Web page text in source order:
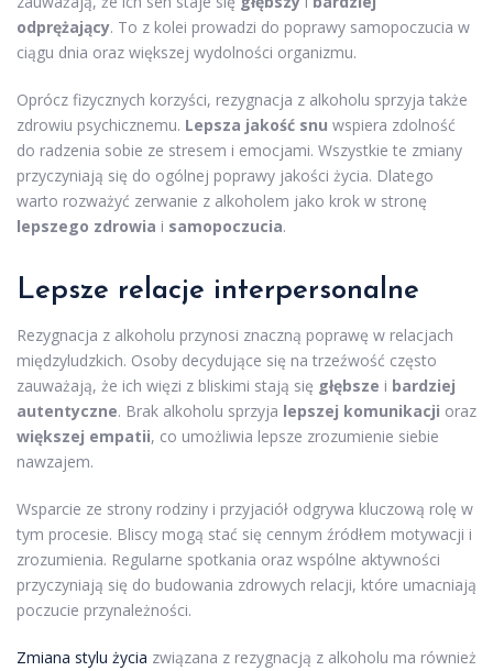
odprężający. To z kolei prowadzi do poprawy samopoczucia w
ciągu dnia oraz większej wydolności organizmu.
Oprócz fizycznych korzyści, rezygnacja z alkoholu sprzyja także
zdrowiu psychicznemu. Lepsza jakość snu wspiera zdolność
do radzenia sobie ze stresem i emocjami. Wszystkie te zmiany
przyczyniają się do ogólnej poprawy jakości życia. Dlatego
warto rozważyć zerwanie z alkoholem jako krok w stronę
lepszego zdrowia i samopoczucia.
Lepsze relacje interpersonalne
Rezygnacja z alkoholu przynosi znaczną poprawę w relacjach
międzyludzkich. Osoby decydujące się na trzeźwość często
zauważają, że ich więzi z bliskimi stają się głębsze i bardziej
autentyczne. Brak alkoholu sprzyja lepszej komunikacji oraz
większej empatii, co umożliwia lepsze zrozumienie siebie
nawzajem.
Wsparcie ze strony rodziny i przyjaciół odgrywa kluczową rolę w
tym procesie. Bliscy mogą stać się cennym źródłem motywacji i
zrozumienia. Regularne spotkania oraz wspólne aktywności
przyczyniają się do budowania zdrowych relacji, które umacniają
poczucie przynależności.
Zmiana stylu życia związana z rezygnacją z alkoholu ma również